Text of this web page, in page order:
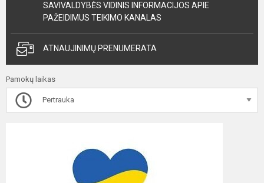
SAVIVALDYBĖS VIDINIS INFORMACIJOS APIE
PAŽEIDIMUS TEIKIMO KANALAS
ATNAUJINIMŲ PRENUMERATA
Pamokų laikas
Pertrauka